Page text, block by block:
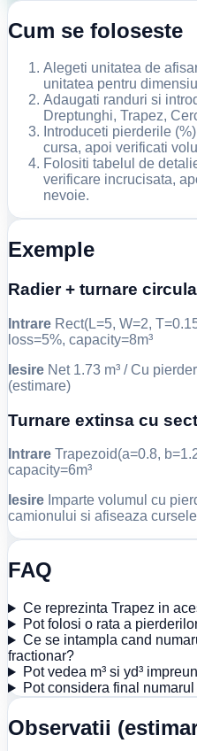
Cum se foloseste
Alegeti unitatea de
unitatea pentru
Adaugati randuri si
Dreptunghi, Trapez,
Introduceti pierderile
cursa, apoi verificati
Folositi tabelul de
verificare incrucisata,
nevoie.
Exemple
Radier + turnare
Intrare Rect(L=5, W=2,
loss=5%, capacity=8m³
Iesire Net 1.73 m³ / Cu
(estimare)
Turnare extinsa cu
Intrare Trapezoid(a=0.8,
capacity=6m³
Iesire Imparte volumul cu
camionului si afiseaza
FAQ
Ce reprezinta Trapez in
Pot folosi o rata a
Ce se intampla cand
fractionar?
Pot vedea m³ si yd³
Pot considera final
Observatii